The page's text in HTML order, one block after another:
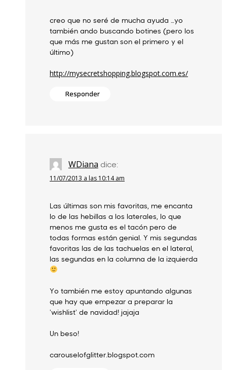
creo que no seré de mucha ayuda …yo
también ando buscando botines (pero los
que más me gustan son el primero y el
último)
http://mysecretshopping.blogspot.com.es/
Responder
WDiana dice:
11/07/2013 a las 10:14 am
Las últimas son mis favoritas, me encanta
lo de las hebillas a los laterales, lo que
menos me gusta es el tacón pero de
todas formas están genial. Y mis segundas
favoritas las de las tachuelas en el lateral,
las segundas en la columna de la izquierda
Yo también me estoy apuntando algunas
que hay que empezar a preparar la
'wishlist' de navidad! jajaja
Un beso!
carouselofglitter.blogspot.com